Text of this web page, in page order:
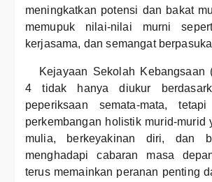
meningkatkan potensi dan bakat
memupuk nilai-nilai murni
kerjasama, dan semangat
Kejayaan Sekolah Kebangsaan
4 tidak hanya diukur
peperiksaan semata-mata,
perkembangan holistik murid-murid
mulia, berkeyakinan diri, dan
menghadapi cabaran masa
terus memainkan peranan penting